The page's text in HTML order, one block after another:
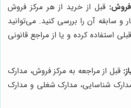
فروش: قبل از خرید از هر مرکز فروش
و سابقه آن را بررسی کنید. می‌توانید
استفاده کرده و یا از مراجع قانونی
قبل از مراجعه به مرکز فروش، مدارک
مدارک شناسایی، مدارک شغلی و مدارک